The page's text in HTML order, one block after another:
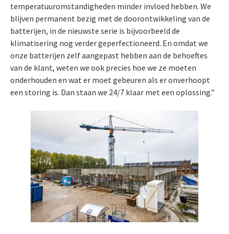
temperatuuromstandigheden minder invloed hebben. We
blijven permanent bezig met de doorontwikkeling van de
batterijen, in de nieuwste serie is bijvoorbeeld de
klimatisering nog verder geperfectioneerd. En omdat we
onze batterijen zelf aangepast hebben aan de behoeftes
van de klant, weten we ook precies hoe we ze moeten
onderhouden en wat er moet gebeuren als er onverhoopt
een storing is. Dan staan we 24/7 klaar met een oplossing.”